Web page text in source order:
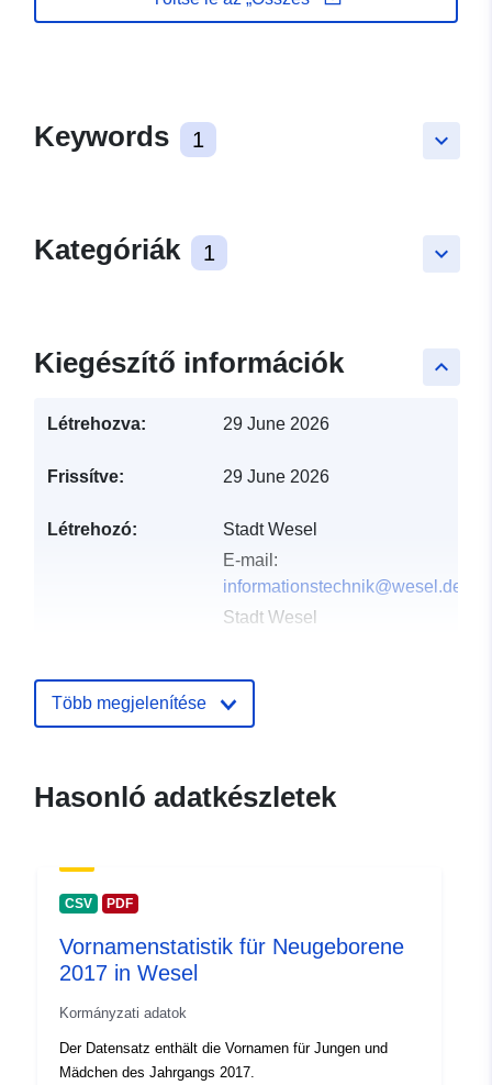
keyboard_arrow_down
Keywords 1
keyboard_arrow_down
Kategóriák 1
keyboard_arrow_up
Kiegészítő információk
Létrehozva: 29 June 2026
Frissítve: 29 June 2026
Létrehozó:
Stadt Wesel
E-mail:
informationstechnik@wesel.de
Stadt Wesel
Közzétevő: Offenesdatenportal
Kapcsolattartási
Standesamt Stadt Wesel
Katalógus-
Frissítve: data.europa.eu:
Azonosítók:
1d5d727b-b2bd-4fb0-a501-
bb9349e245b8
Több megjelenítése
Hasonló adatkészletek
CSV PDF
Vornamenstatistik für Neugeborene
2017 in Wesel
Kormányzati adatok
Der Datensatz enthält die Vornamen für Jungen und
Mädchen des Jahrgangs 2017.